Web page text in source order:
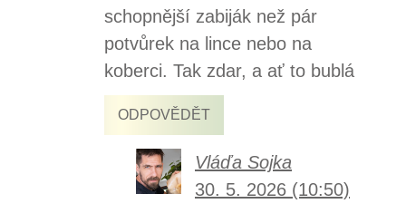
schopnější zabiják než pár
potvůrek na lince nebo na
koberci. Tak zdar, a ať to bublá
ODPOVĚDĚT
Vláďa Sojka
30. 5. 2026 (10:50)